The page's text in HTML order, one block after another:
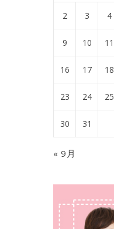
2 3 4
9 10 11
16 17 18
23 24 25
30 31
« 9月